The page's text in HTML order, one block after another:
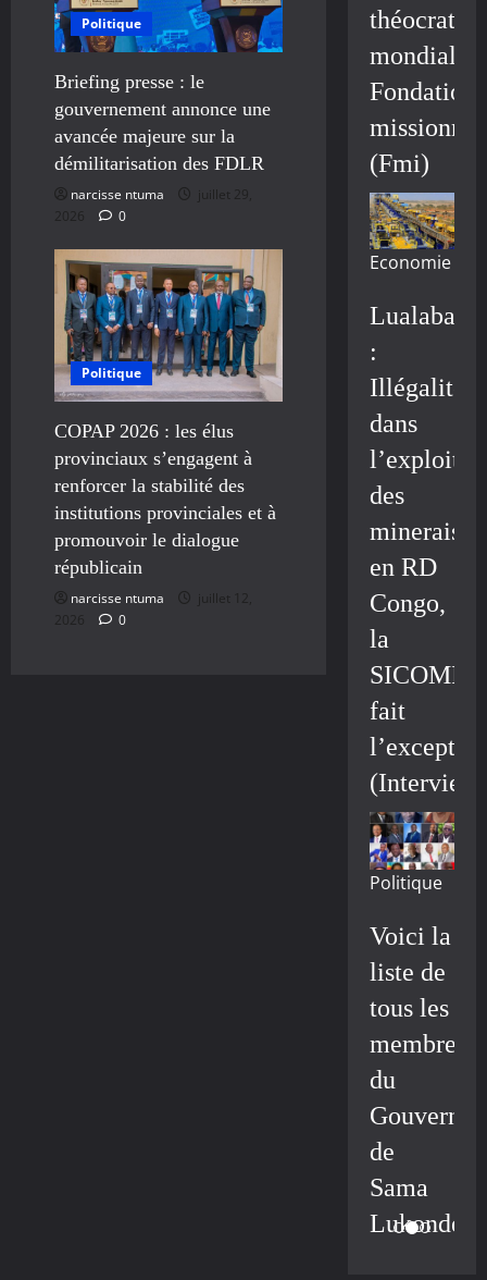
Politique
Briefing presse : le
gouvernement annonce une
avancée majeure sur la
démilitarisation des FDLR
narcisse ntuma
juillet 29,
2026
0
Politique
COPAP 2026 : les élus
provinciaux s’engagent à
renforcer la stabilité des
institutions provinciales et à
promouvoir le dialogue
républicain
narcisse ntuma
juillet 12,
2026
0
mondiale/
Fondation
(Fmi)
Economie
Lualaba
:
Illégalité
dans
des
minerais
en RD
Congo,
la
fait
(Interview)
Politique
Voici la
liste de
tous les
membres
du
de
Sama
Lukonde